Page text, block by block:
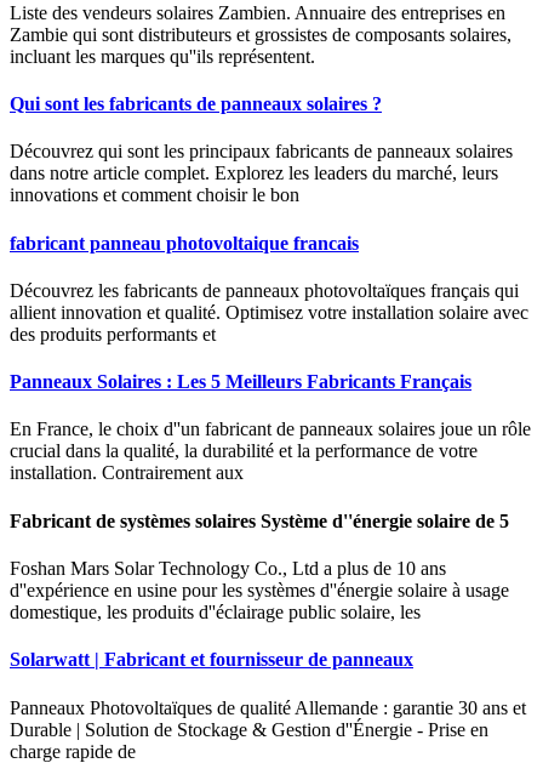
Liste des vendeurs solaires Zambien. Annuaire des entreprises en
Zambie qui sont distributeurs et grossistes de composants solaires,
incluant les marques qu''ils représentent.
Qui sont les fabricants de panneaux solaires ?
Découvrez qui sont les principaux fabricants de panneaux solaires
dans notre article complet. Explorez les leaders du marché, leurs
innovations et comment choisir le bon
fabricant panneau photovoltaique francais
Découvrez les fabricants de panneaux photovoltaïques français qui
allient innovation et qualité. Optimisez votre installation solaire avec
des produits performants et
Panneaux Solaires : Les 5 Meilleurs Fabricants Français
En France, le choix d''un fabricant de panneaux solaires joue un rôle
crucial dans la qualité, la durabilité et la performance de votre
installation. Contrairement aux
Fabricant de systèmes solaires Système d''énergie solaire de 5
Foshan Mars Solar Technology Co., Ltd a plus de 10 ans
d''expérience en usine pour les systèmes d''énergie solaire à usage
domestique, les produits d''éclairage public solaire, les
Solarwatt | Fabricant et fournisseur de panneaux
Panneaux Photovoltaïques de qualité Allemande : garantie 30 ans et
Durable | Solution de Stockage & Gestion d''Énergie - Prise en
charge rapide de